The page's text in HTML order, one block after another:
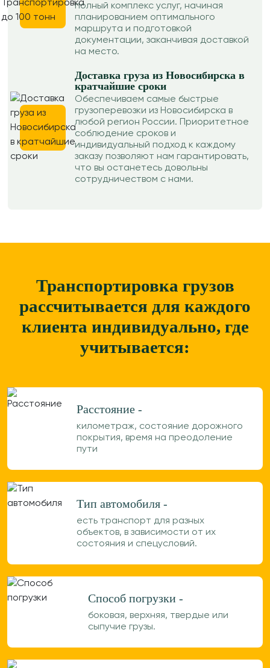
полный комплекс услуг, начиная
планированием оптимального
маршрута и подготовкой
документации, заканчивая доставкой
на место.
Доставка груза из Новосибирска в
кратчайшие сроки
Обеспечиваем самые быстрые
грузоперевозки из Новосибирска в
любой регион России. Приоритетное
соблюдение сроков и
индивидуальный подход к каждому
заказу позволяют нам гарантировать,
что вы останетесь довольны
сотрудничеством с нами.
Транспортировка грузов
рассчитывается для каждого
клиента индивидуально, где
учитывается:
Расстояние -
километраж, состояние дорожного
покрытия, время на преодоление
пути
Тип автомобиля -
есть транспорт для разных
объектов, в зависимости от их
состояния и спецусловий.
Способ погрузки -
боковая, верхняя, твердые или
сыпучие грузы.